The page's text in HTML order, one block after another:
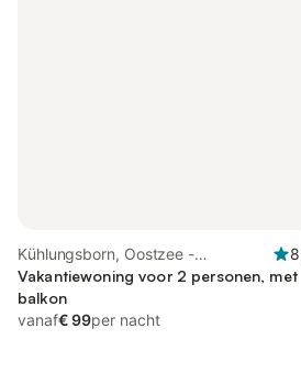
Kühlungsborn, Oostzee -
Mecklenburg
Vakantiewoning voor 2 personen, met
balkon
vanaf€ 99per nacht